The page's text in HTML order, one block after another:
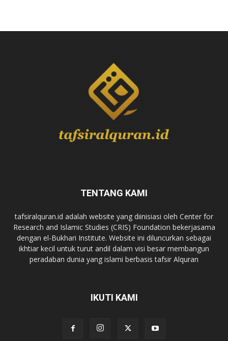
TENTANG KAMI
tafsiralquran.id adalah website yang diinisiasi oleh Center for
Research and Islamic Studies (CRIS) Foundation bekerjasama
dengan el-Bukhari Institute. Website ini diluncurkan sebagai
ikhtiar kecil untuk turut andil dalam visi besar membangun
peradaban dunia yang islami berbasis tafsir Alquran
IKUTI KAMI